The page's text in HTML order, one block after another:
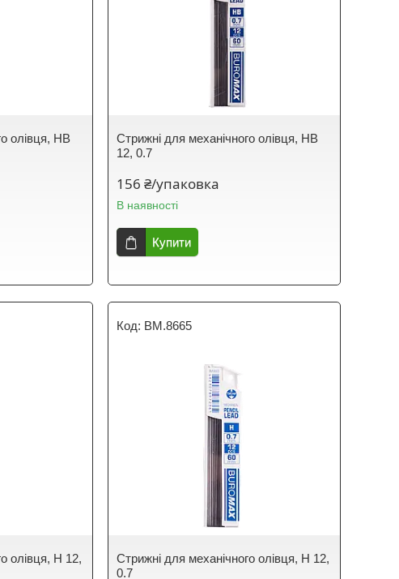
олівця, HB
Стрижні для механічного олівця, HB
12, 0.7
156 ₴/упаковка
В наявності
Купити
олівця, H 12,
BM.8665
Стрижні для механічного олівця, H 12,
0.7